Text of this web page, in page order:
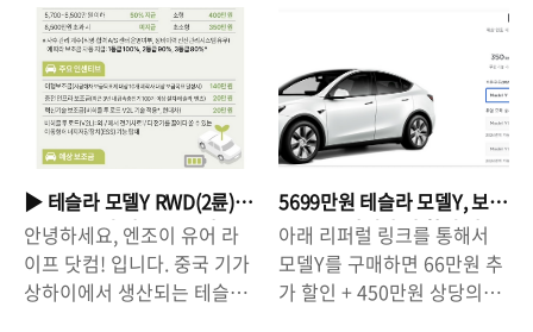
어떤 때는 일반 차량들도 버
스 전용 차로'로 달리기도하
고, 어떤 때는 일반 차량이 다
니지 않기도 하는데요, 그렇
다면, 버스전용차로가 적용되
는 구간/시간이 어떻게 될까
요? 알아보도록 하죠! 경부고
속도로 - 운영일 : 평일/토요
일/일요일/공휴일 (매일 운
영) - 시간 : 07:00 ~ 21:00
(14시간, 새벽 시간 미운영) -
면 '할인 혜택+기타 추가 혜
택'을 받을 수 있는데요, 현재
모델Y, 모델3, 모델S, 모델X
를 구매할 때, 리퍼럴 코드를
이용해서 구매를 하게 되면
66만원 할인 + 3개월 EAP(향
상된 오토 파일럿) 혜택을 받
을 수 있습니다. 그러나, 현재
진행되고 있는 테슬라의 66
▶ 테슬라 모델Y RWD(2륜)
보조금 수령 액수. 중국산
LFP라서 100%는 못 받습니
다. → 지역별 전기차 보조금
액수 확인 후 계산
안녕하세요, 엔조이 유어 라
이프 닷컴! 입니다. 중국 기가
상하이에서 생산되는 테슬라
5699만원 테슬라 모델Y, 보
조금+66만원 추가 할인 받
고 올해 안에 받으려면?
아래 리퍼럴 링크를 통해서
모델Y를 구매하면 66만원 추
가 할인 + 450만원 상당의